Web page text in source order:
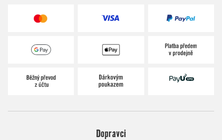
Dopravci